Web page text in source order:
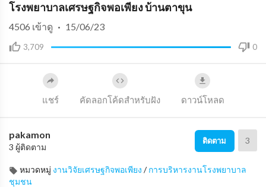
โรงพยาบาลเศรษฐกิจพอเพียง บ้านตาขุน
3,709 0
4506 เข้าดู · 15/06/23
แชร์ คัดลอกโค้ดสำหรับฝัง ดาวน์โหลด
pakamon
3 ผู้ติดตาม
ติดตาม 3
หมวดหมู่ งานวิจัยเศรษฐกิจพอเพียง /การบริหารงานโรงพยาบาล
ชุมชน